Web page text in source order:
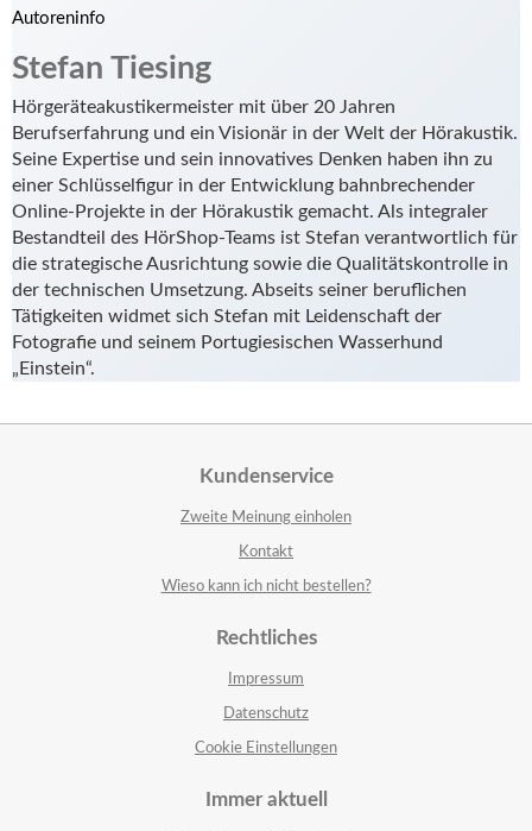
Autoreninfo
Stefan Tiesing
Hörgeräteakustikermeister mit über 20 Jahren
Berufserfahrung und ein Visionär in der Welt der Hörakustik.
Seine Expertise und sein innovatives Denken haben ihn zu
einer Schlüsselfigur in der Entwicklung bahnbrechender
Online-Projekte in der Hörakustik gemacht. Als integraler
Bestandteil des HörShop-Teams ist Stefan verantwortlich für
die strategische Ausrichtung sowie die Qualitätskontrolle in
der technischen Umsetzung. Abseits seiner beruflichen
Tätigkeiten widmet sich Stefan mit Leidenschaft der
Fotografie und seinem Portugiesischen Wasserhund
„Einstein“.
Kundenservice
Zweite Meinung einholen
Kontakt
Wieso kann ich nicht bestellen?
Rechtliches
Impressum
Datenschutz
Cookie Einstellungen
Immer aktuell